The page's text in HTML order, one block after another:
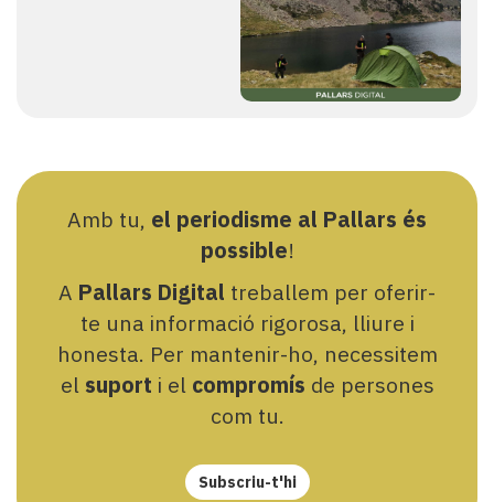
Amb tu, el periodisme al Pallars és
possible!
A Pallars Digital treballem per oferir-
te una informació rigorosa, lliure i
honesta. Per mantenir-ho, necessitem
el suport i el compromís de persones
com tu.
Subscriu-t'hi